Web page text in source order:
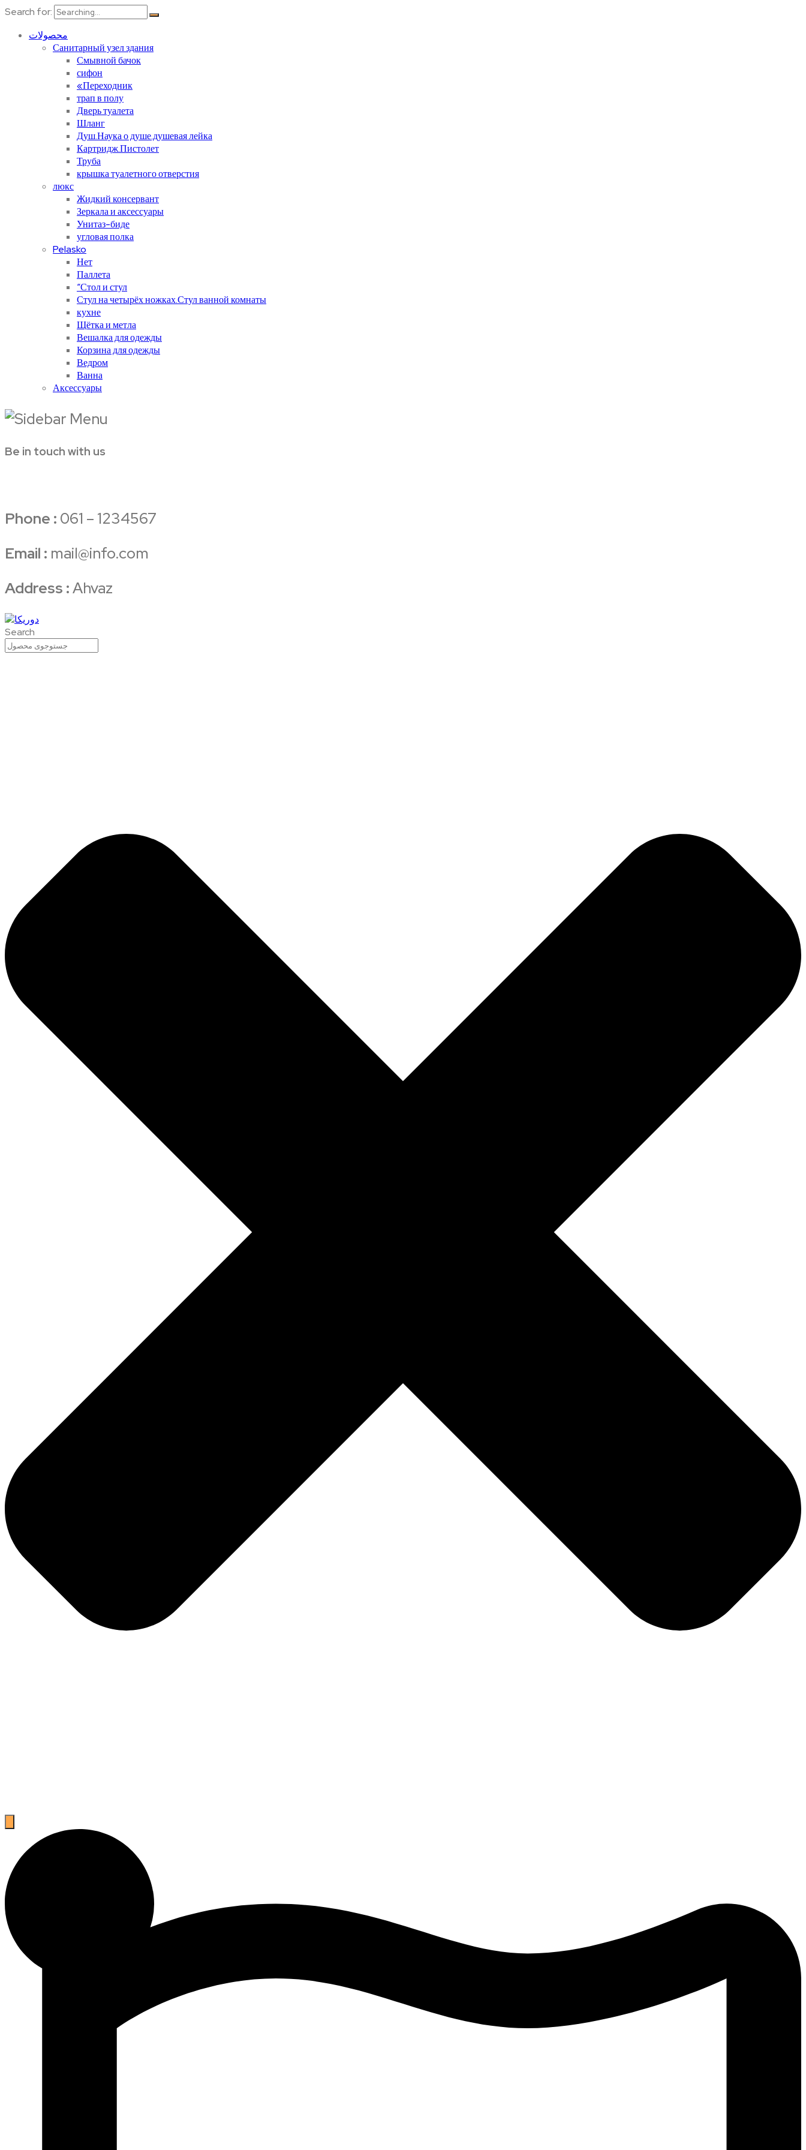
Search for:
محصولات
Санитарный узел здания
Смывной бачок
сифон
«Переходник
трап в полу
Дверь туалета
Шланг
Душ.Наука о душе.душевая лейка
Картридж.Пистолет
Труба
крышка туалетного отверстия
люкс
Жидкий консервант
Зеркала и аксессуары
Унитаз-биде
угловая полка
Pelasko
Нет
Паллета
“Стол и стул
Стул на четырёх ножках.Стул ванной комнаты
кухне
Щётка и метла
Вешалка для одежды
Корзина для одежды
Ведром
Ванна
Аксессуары
Be in touch with us
Phone : 061 – 1234567
Email : mail@info.com
Address :Ahvaz
Search